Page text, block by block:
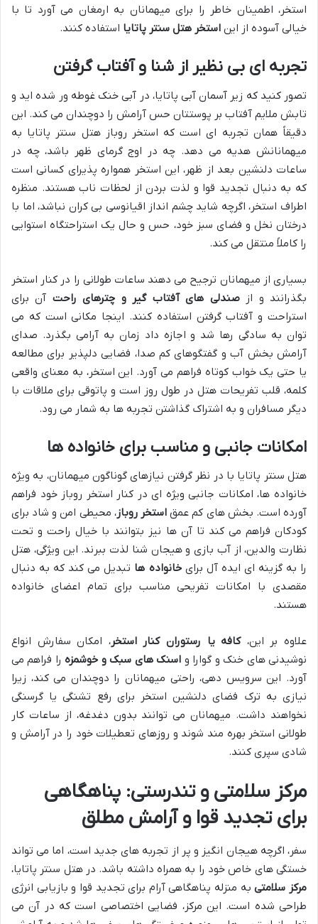
استخر، اطمینان خاطر را برای میهمانان به ارمغان می آورد تا با
خیالی آسوده از این استخر هتل سنتر پاتایا استفاده کنند.
تجربه ای بی نظیر از شنا و آفتاب گرفتن
تصور کنید که زیر آسمان آبی پاتایا، در آبی خنک غوطه ور شده اید و
تابش ملایم آفتاب بر پوستتان حس آرامش را دوچندان می کند. این
دقیقاً همان تجربه ای است که استخر روباز هتل سنتر پاتایا به
میهمانانش هدیه می دهد. چه در اوج گرمای ظهر باشد، چه در
ساعات دلنشین بعد از ظهر، این استخر همواره پذیرای کسانی است
که به دنبال تجدید قوا و لذت بردن از لحظات ناب هستند. منظره
اطراف استخر، اگرچه شاید چشم انداز اقیانوسی بی کران نباشد، اما با
درختان نخل و فضای سبز خود، حس و حال یک استراحتگاه استوایی
را کاملاً منتقل می کند.
بسیاری از میهمانان ترجیح می دهند ساعات طولانی را در کنار استخر
بگذرانند و ازصندلی های آفتاب گیر و چترهای راحت آن برای
استراحت و آفتاب گرفتن استفاده کنند. اینجا مکانی است که می
توان به سادگی رها شد و اجازه داد زمان به آرامی بگذرد. صدای
آرامش بخش آب و گفتگوهای کم صدا، فضایی دلپذیر برای مطالعه
یا حتی یک خواب کوتاه فراهم می آورد. این استخر، به معنای واقعی
کلمه، قلب تفریحات هتل در طول روز است و پاتوقی برای ملاقات با
دیگر مسافران و به اشتراک گذاشتن تجربه ها به شمار می رود.
امکانات جانبی و مناسب برای خانواده ها
هتل سنتر پاتایا با در نظر گرفتن نیازهای گوناگون میهمانان، به ویژه
خانواده ها، امکانات جانبی ویژه ای در کنار استخر روباز خود فراهم
آورده است. بخش های کم عمق استخر روباز، محیطی امن و شاد برای
کودکان فراهم می کند تا آن ها نیز بتوانند با خیال راحت و تحت
نظارت والدین، از آب بازی و هیجان شنا لذت ببرند. این ویژگی، هتل
را به گزینه ای ایده آل برایخانواده ها تبدیل می کند که به دنبال
مقصدی با امکانات تفریحی مناسب برای تمام اعضای خانواده
هستند.
علاوه بر این،کافه یا رستوران کنار استخر، امکان سفارش انواع
نوشیدنی های خنک و گوارا و اسنک های سبک و خوشمزهرا فراهم می
آورد. این سرویس دهی، راحتی میهمانان را دوچندان می کند، زیرا
نیازی به ترک فضای دلنشین استخر برای رفع تشنگی یا گرسنگی
نخواهند داشت. میهمانان می توانند بدون دغدغه، از ساعات کار
طولانی استخر بهره مند شوند و روزهای تعطیلات خود را در آرامش و
شادی سپری کنند.
مرکز سلامتی و تندرستی: پناهگاهی
برای تجدید قوا و آرامش مطلق
سفر، اگرچه هیجان انگیز و پر از تجربه های جدید است، اما می تواند
خستگی های خاص خود را به همراه داشته باشد. در هتل سنتر پاتایا،
مرکز سلامتیبه منزله پناهگاهی آرام برای تجدید قوا و بازیابی انرژی
طراحی شده است. این مرکز، فضایی اختصاصی است که در آن می